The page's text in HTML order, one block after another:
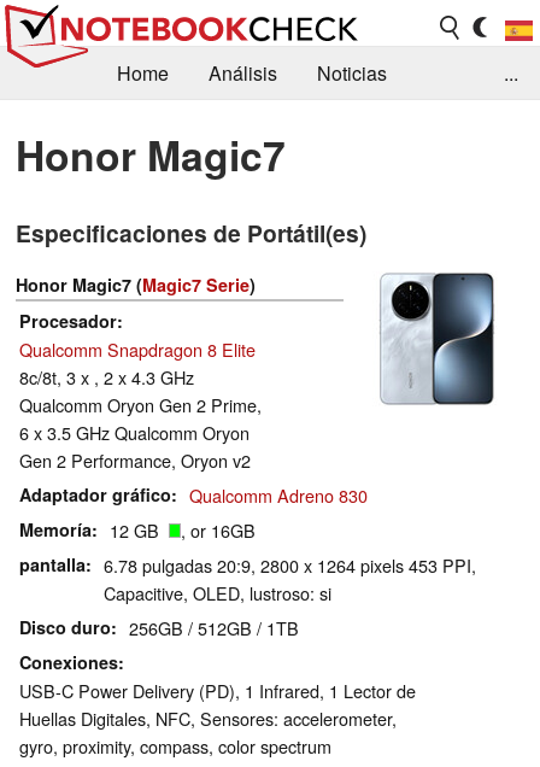
Home Análisis
Noticias
Orientación para la Compra
Contacto
...
Honor Magic7
Especificaciones de Portátil(es)
Honor Magic7 (Magic7 Serie)
Procesador
Qualcomm Snapdragon 8 Elite
8c/8t, 3 x , 2 x 4.3 GHz
Qualcomm Oryon Gen 2 Prime,
6 x 3.5 GHz Qualcomm Oryon
Gen 2 Performance, Oryon v2
Adaptador gráfico Qualcomm Adreno 830
Memoría 12 GB , or 16GB
pantalla
6.78 pulgadas 20:9, 2800 x 1264 pixels 453 PPI,
Capacitive, OLED, lustroso: si
Disco duro 256GB / 512GB / 1TB
Conexiones
USB-C Power Delivery (PD), 1 Infrared, 1 Lector de
Huellas Digitales, NFC, Sensores: accelerometer,
gyro, proximity, compass, color spectrum